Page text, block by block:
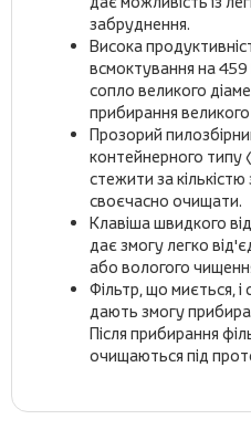
забруднення.
Висока
всмоктування на 459
сопло великого
прибирання великого
Прозорий
контейнерного типу
стежити за кількістю
своєчасно очищати.
Клавіша швидкого
дає змогу легко
або вологого
Фільтр, що миється, і
дають змогу
Після прибирання
очищаються під